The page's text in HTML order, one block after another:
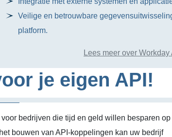
Veilige en betrouwbare
platform.
Lees meer over Workday
je eigen API!
bedrijven die tijd en geld willen besparen op
bouwen van API-koppelingen kan uw bedrijf